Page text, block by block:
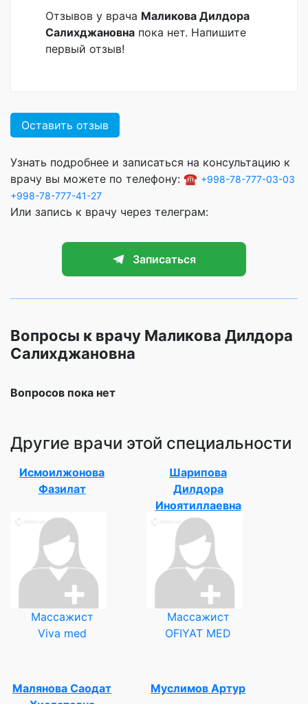
Отзывов у врача Маликова Дилдора
Салихджановна пока нет. Напишите
первый отзыв!
Оставить отзыв
Узнать подробнее и записаться на консультацию к
врачу вы можете по телефону: ☎️ +998-78-777-03-03
+998-78-777-41-27
Или запись к врачу через телеграм:
Записаться
Вопросы к врачу Маликова Дилдора
Салихджановна
Вопросов пока нет
Другие врачи этой специальности
Исмоилжонова
Фазилат
Массажист
Viva med
Шарипова
Дилдора
Иноятиллаевна
Массажист
OFIYAT MED
Малянова Саодат
Муслимов Артур